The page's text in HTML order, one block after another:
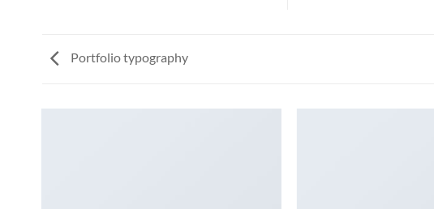
Portfolio typography